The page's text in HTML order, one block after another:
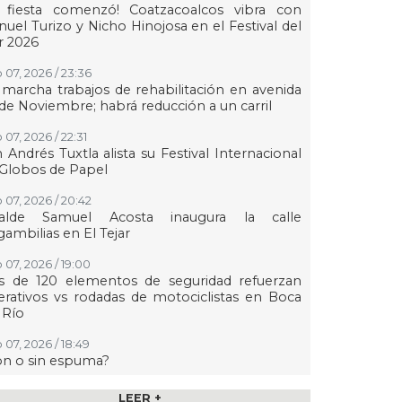
fiesta comenzó! Coatzacoalcos vibra con
Turizo y Nicho Hinojosa en el Festival del
2026
07, 2026 / 23:36
trabajos de rehabilitación en avenida
Noviembre; habrá reducción a un carril
2026 / 22:31
Andrés Tuxtla alista su Festival Internacional
de Papel
07, 2026 / 20:42
Samuel Acosta inaugura la calle
en El Tejar
07, 2026 / 19:00
de 120 elementos de seguridad refuerzan
vs rodadas de motociclistas en Boca
07, 2026 / 18:49
o sin espuma?
07, 2026 / 18:20 LEER +